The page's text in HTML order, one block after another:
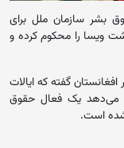
بشر سازمان ملل برای
ویسا را محکوم کرده و
گفته که ایالات
می‌دهد یک فعال حقوق
است.